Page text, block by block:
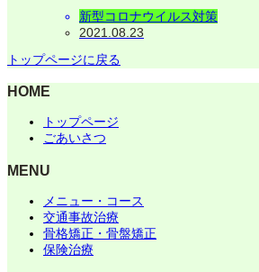
新型コロナウイルス対策
2021.08.23
トップページに戻る
HOME
トップページ
ごあいさつ
MENU
メニュー・コース
交通事故治療
骨格矯正・骨盤矯正
保険治療